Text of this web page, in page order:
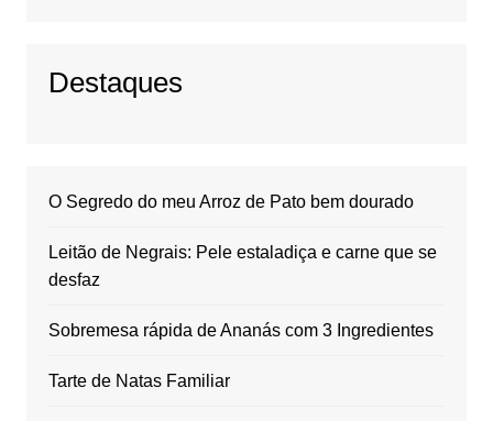
Destaques
O Segredo do meu Arroz de Pato bem dourado
Leitão de Negrais: Pele estaladiça e carne que se
desfaz
Sobremesa rápida de Ananás com 3 Ingredientes
Tarte de Natas Familiar